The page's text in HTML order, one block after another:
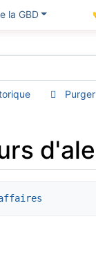
la GBD
Purger